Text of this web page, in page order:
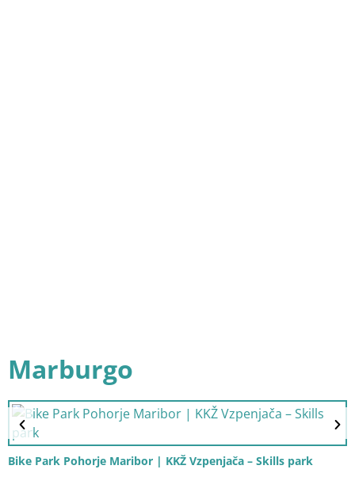
Marburgo
Bike Park Pohorje Maribor | KKŽ Vzpenjača – Skills park